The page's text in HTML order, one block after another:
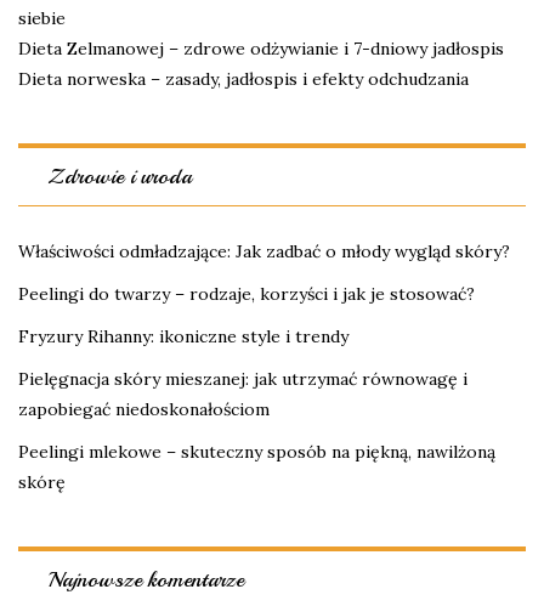
siebie
Dieta Zelmanowej – zdrowe odżywianie i 7-dniowy jadłospis
Dieta norweska – zasady, jadłospis i efekty odchudzania
Zdrowie i uroda
Właściwości odmładzające: Jak zadbać o młody wygląd skóry?
Peelingi do twarzy – rodzaje, korzyści i jak je stosować?
Fryzury Rihanny: ikoniczne style i trendy
Pielęgnacja skóry mieszanej: jak utrzymać równowagę i
zapobiegać niedoskonałościom
Peelingi mlekowe – skuteczny sposób na piękną, nawilżoną
skórę
Najnowsze komentarze